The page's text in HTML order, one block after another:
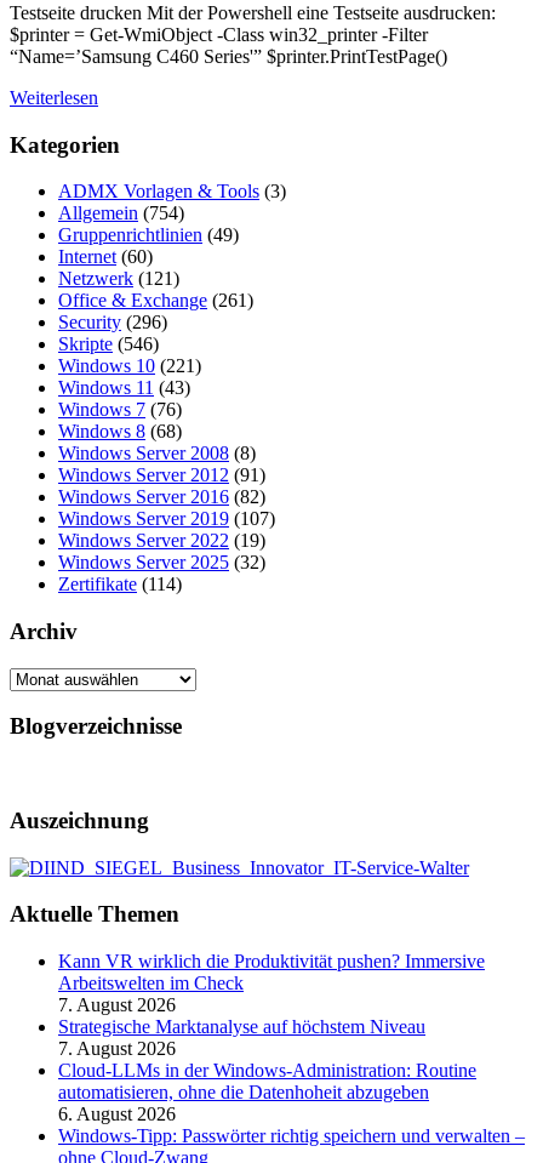
Testseite drucken Mit der Powershell eine Testseite ausdrucken:
$printer = Get-WmiObject -Class win32_printer -Filter
“Name=’Samsung C460 Series'” $printer.PrintTestPage()
Weiterlesen
Kategorien
ADMX Vorlagen & Tools (3)
Allgemein (754)
Gruppenrichtlinien (49)
Internet (60)
Netzwerk (121)
Office & Exchange (261)
Security (296)
Skripte (546)
Windows 10 (221)
Windows 11 (43)
Windows 7 (76)
Windows 8 (68)
Windows Server 2008 (8)
Windows Server 2012 (91)
Windows Server 2016 (82)
Windows Server 2019 (107)
Windows Server 2022 (19)
Windows Server 2025 (32)
Zertifikate (114)
Archiv
Archiv
Blogverzeichnisse
Auszeichnung
Aktuelle Themen
Kann VR wirklich die Produktivität pushen? Immersive
Arbeitswelten im Check
7. August 2026
Strategische Marktanalyse auf höchstem Niveau
7. August 2026
Cloud-LLMs in der Windows-Administration: Routine
automatisieren, ohne die Datenhoheit abzugeben
6. August 2026
Windows-Tipp: Passwörter richtig speichern und verwalten –
ohne Cloud-Zwang